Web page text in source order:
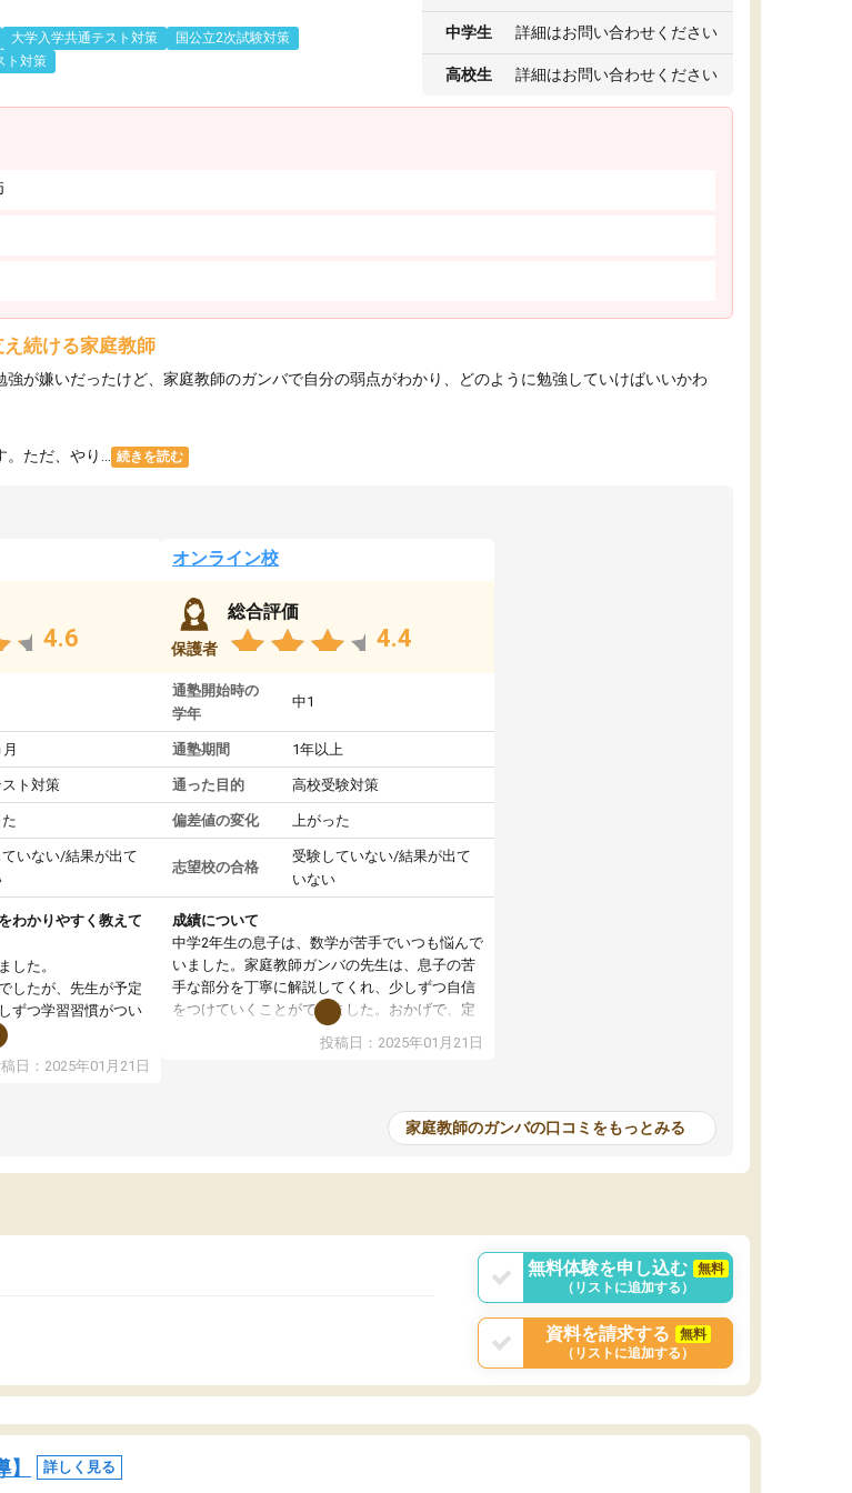
大学入学共通テスト対策
国公立2次試験対策
ト対策
中学生 詳細はお問い合わせください
高校生 詳細はお問い合わせください
続ける家庭教師
が嫌いだったけど、家庭教師のガンバで自分の弱点がわかり、どのように勉強していけばいいかわ
ただ、やり... 続きを読む
4.6
ト対策
た
いない/結果が出て
わかりやすく教えて
した。
したが、先生が予定
ずつ学習習慣がつい
講ですが、指導が無
強したり、LINEでわ
日：2025年01月21日
オンライン校
保護者
総合評価
4.4
通塾開始時の
学年
中1
通塾期間 1年以上
通った目的 高校受験対策
偏差値の変化 上がった
志望校の合格
受験していない/結果が出て
いない
成績について
中学2年生の息子は、数学が苦手でいつも悩んで
いました。家庭教師ガンバの先生は、息子の苦
手な部分を丁寧に解説してくれ、少しずつ自信
をつけていくことができました。おかげで、定
期テストの成績が10点以上アップし、本人もと
投稿日：2025年01月21日
家庭教師のガンバの口コミをもっとみる
無料体験を申し込む
無料
（リストに追加する）
資料を請求する
無料
（リストに追加する）
詳しく見る